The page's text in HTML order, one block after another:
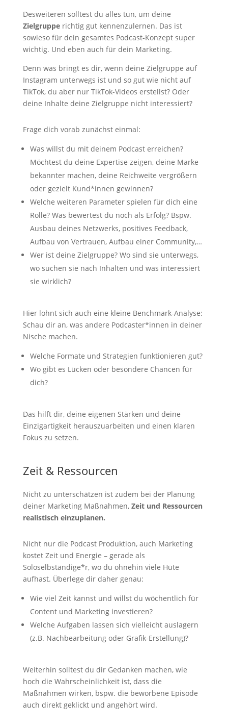
Desweiteren solltest du alles tun, um deine
Zielgrupperichtig gut kennenzulernen. Das ist
sowieso für dein gesamtes Podcast-Konzept super
wichtig. Und eben auch für dein Marketing.
Denn was bringt es dir, wenn deine Zielgruppe auf
Instagram unterwegs ist und so gut wie nicht auf
TikTok, du aber nur TikTok-Videos erstellst? Oder
deine Inhalte deine Zielgruppe nicht interessiert?
Frage dich vorab zunächst einmal:
Was willst du mit deinem Podcast erreichen?
Möchtest du deine Expertise zeigen, deine Marke
bekannter machen, deine Reichweite vergrößern
oder gezielt Kund*innen gewinnen?
Welche weiteren Parameter spielen für dich eine
Rolle? Was bewertest du noch als Erfolg? Bspw.
Ausbau deines Netzwerks, positives Feedback,
Aufbau von Vertrauen, Aufbau einer Community,…
Wer ist deine Zielgruppe? Wo sind sie unterwegs,
wo suchen sie nach Inhalten und was interessiert
sie wirklich?
Hier lohnt sich auch eine kleine Benchmark-Analyse:
Schau dir an, was andere Podcaster*innen in deiner
Nische machen.
Welche Formate und Strategien funktionieren gut?
Wo gibt es Lücken oder besondere Chancen für
dich?
Das hilft dir, deine eigenen Stärken und deine
Einzigartigkeit herauszuarbeiten und einen klaren
Fokus zu setzen.
Zeit & Ressourcen
Nicht zu unterschätzen ist zudem bei der Planung
deiner Marketing Maßnahmen,Zeit und Ressourcen
realistisch einzuplanen.
Nicht nur die Podcast Produktion, auch Marketing
kostet Zeit und Energie – gerade als
Soloselbständige*r, wo du ohnehin viele Hüte
aufhast. Überlege dir daher genau:
Wie viel Zeit kannst und willst du wöchentlich für
Content und Marketing investieren?
Welche Aufgaben lassen sich vielleicht auslagern
(z.B. Nachbearbeitung oder Grafik-Erstellung)?
Weiterhin solltest du dir Gedanken machen, wie
hoch die Wahrscheinlichkeit ist, dass die
Maßnahmen wirken, bspw. die beworbene Episode
auch direkt geklickt und angehört wird.